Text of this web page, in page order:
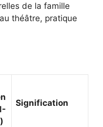
de la famille
théâtre, pratique
Signification